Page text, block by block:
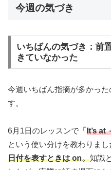
今週の気づき
いちばんの気づき：前
きていなかった
今週いちばん指摘が多かった
す。
6月1日のレッスンで 「 It’s at
という使い分けを教わりまし
日付を表すときは on。知識